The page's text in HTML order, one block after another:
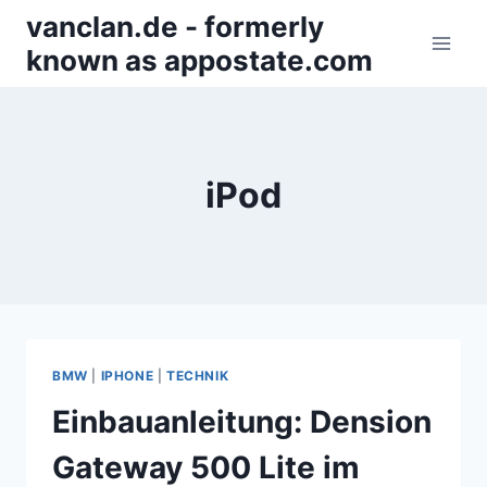
Inhalt
springen
vanclan.de - formerly
known as appostate.com
iPod
BMW IPHONE TECHNIK
Einbauanleitung: Dension
Gateway 500 Lite im